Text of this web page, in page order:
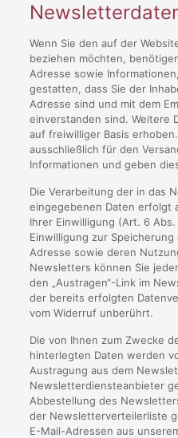
Wenn Sie den auf der
beziehen möchten,
Adresse sowie
gestatten, dass Sie der
Adresse sind und mit dem
einverstanden sind. Weitere
auf freiwilliger Basis
ausschließlich für den
Informationen und geben
Die Verarbeitung der in das
eingegebenen Daten erfolgt
Ihrer Einwilligung (Art. 6
Einwilligung zur
Adresse sowie deren
Newsletters können Sie
den „Austragen“-Link im
der bereits erfolgten
vom Widerruf unberührt.
Die von Ihnen zum Zwecke
hinterlegten Daten werden
Austragung aus dem
Newsletterdiensteanbieter
Abbestellung des
der Newsletterverteilerliste
E-Mail-Adressen aus